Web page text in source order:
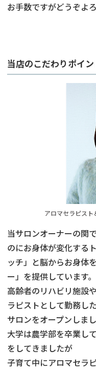
お手数ですがどうぞよ
当店のこだわりポイン
アロマセラピス
当サロンオーナーの関
のにお身体が変化する
ッチ」と脳からお身体
ー」を提供しています。
高齢者のリハビリ施設
ラピストとして勤務し
サロンをオープンしまし
大学は農学部を卒業し
をしてきましたが
子育て中にアロマセラ